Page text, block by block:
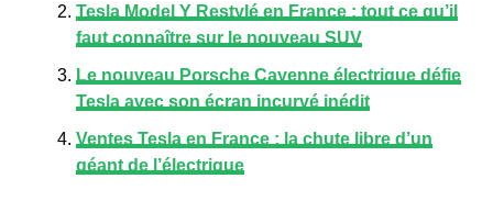
Tesla Model Y Restylé en France : tout ce qu’il
faut connaître sur le nouveau SUV
Le nouveau Porsche Cayenne électrique défie
Tesla avec son écran incurvé inédit
Ventes Tesla en France : la chute libre d’un
géant de l’électrique